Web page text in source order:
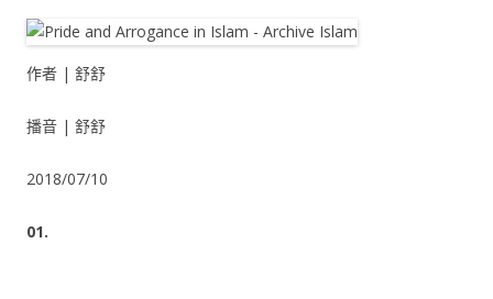
作者 | 舒舒
播音 | 舒舒
2018/07/10
01.